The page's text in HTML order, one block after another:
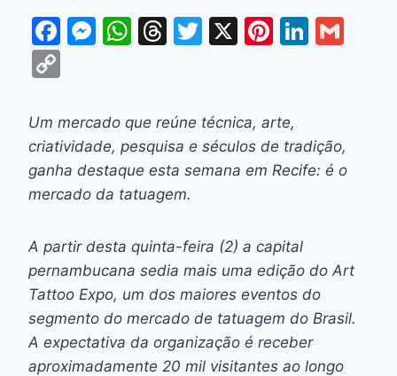
F
e
b
o
o
M
s
e
n
g
W
s
A
p
p
T
a
d
s
T
er
X
Pi
e
st
Li
dI
n
p
y
Li
n
k
Um mercado que reúne técnica, arte,
criatividade, pesquisa e séculos de tradição,
ganha destaque esta semana em Recife: é o
mercado da tatuagem.
A partir desta quinta-feira (2) a capital
pernambucana sedia mais uma edição do Art
Tattoo Expo, um dos maiores eventos do
segmento do mercado de tatuagem do Brasil.
A expectativa da organização é receber
aproximadamente 20 mil visitantes ao longo